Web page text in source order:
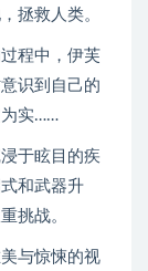
拯救人类。
程中，伊芙
识到自己的
为实……
于眩目的疾
和武器升
挑战。
与惊悚的视